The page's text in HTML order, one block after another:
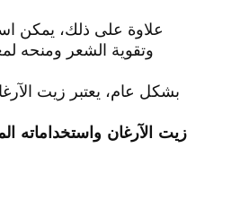
علاوة على ذلك، يمكن
وتقوية الشعر ومنحه
بشكل عام، يعتبر زيت
زيت الآرغان واستخداماته